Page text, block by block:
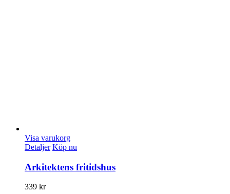
Visa varukorg
Detaljer Köp nu
Arkitektens fritidshus
339 kr